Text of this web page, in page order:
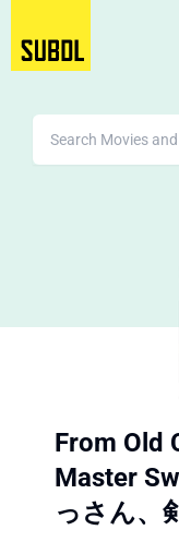
From Old
Master
っさん、